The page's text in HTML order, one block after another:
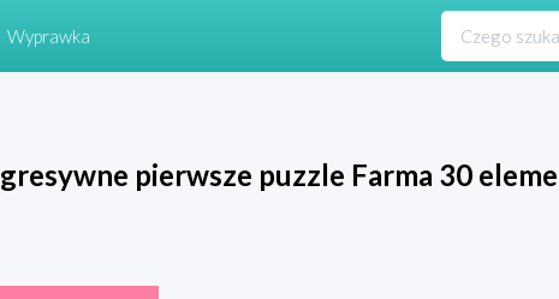
Wyprawka
pierwsze puzzle Farma 30